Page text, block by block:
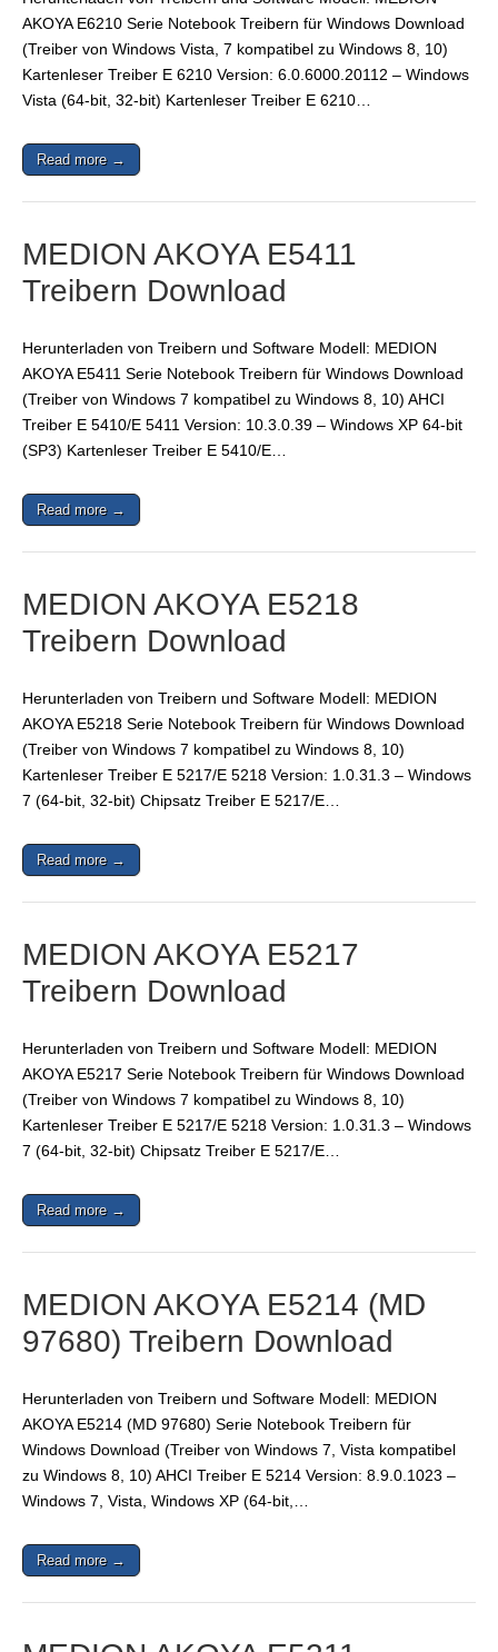
AKOYA E6210 Serie Notebook Treibern für Windows Download
(Treiber von Windows Vista, 7 kompatibel zu Windows 8, 10)
Kartenleser Treiber E 6210 Version: 6.0.6000.20112 – Windows
Vista (64-bit, 32-bit) Kartenleser Treiber E 6210…
Read more →
MEDION AKOYA E5411
Treibern Download
Herunterladen von Treibern und Software Modell: MEDION
AKOYA E5411 Serie Notebook Treibern für Windows Download
(Treiber von Windows 7 kompatibel zu Windows 8, 10) AHCI
Treiber E 5410/E 5411 Version: 10.3.0.39 – Windows XP 64-bit
(SP3) Kartenleser Treiber E 5410/E…
Read more →
MEDION AKOYA E5218
Treibern Download
Herunterladen von Treibern und Software Modell: MEDION
AKOYA E5218 Serie Notebook Treibern für Windows Download
(Treiber von Windows 7 kompatibel zu Windows 8, 10)
Kartenleser Treiber E 5217/E 5218 Version: 1.0.31.3 – Windows
7 (64-bit, 32-bit) Chipsatz Treiber E 5217/E…
Read more →
MEDION AKOYA E5217
Treibern Download
Herunterladen von Treibern und Software Modell: MEDION
AKOYA E5217 Serie Notebook Treibern für Windows Download
(Treiber von Windows 7 kompatibel zu Windows 8, 10)
Kartenleser Treiber E 5217/E 5218 Version: 1.0.31.3 – Windows
7 (64-bit, 32-bit) Chipsatz Treiber E 5217/E…
Read more →
MEDION AKOYA E5214 (MD
97680) Treibern Download
Herunterladen von Treibern und Software Modell: MEDION
AKOYA E5214 (MD 97680) Serie Notebook Treibern für
Windows Download (Treiber von Windows 7, Vista kompatibel
zu Windows 8, 10) AHCI Treiber E 5214 Version: 8.9.0.1023 –
Windows 7, Vista, Windows XP (64-bit,…
Read more →